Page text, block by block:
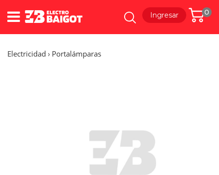
0
Ingresar
Electricidad › Portalámparas